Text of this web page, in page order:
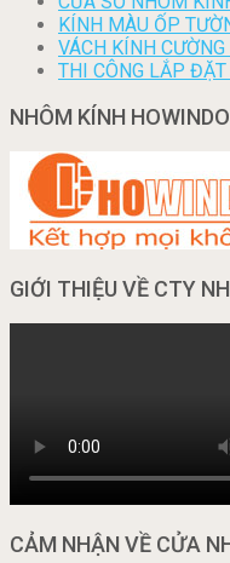
KÍNH MÀU ỐP
VÁCH KÍNH
THI CÔNG LẮP
NHÔM KÍNH
GIỚI THIỆU VỀ CTY
CẢM NHẬN VỀ CỬA